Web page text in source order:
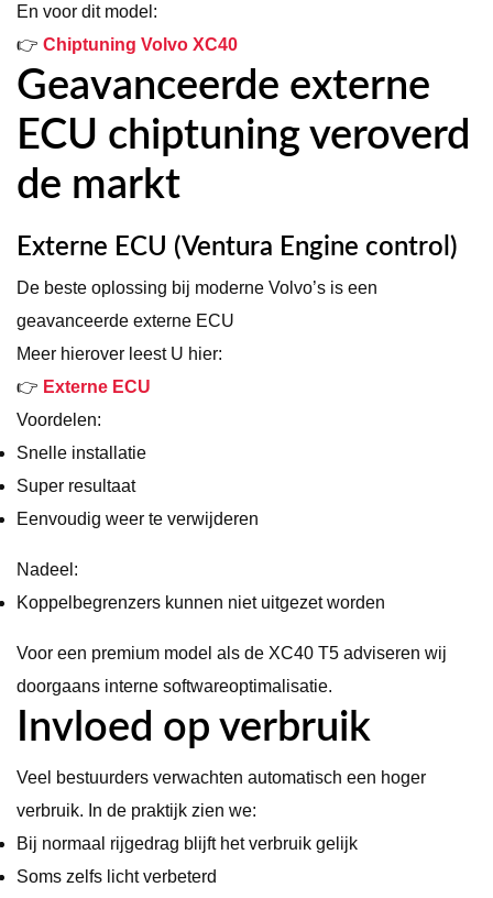
En voor dit model:
👉 Chiptuning Volvo XC40
Geavanceerde externe
ECU chiptuning veroverd
de markt
Externe ECU (Ventura Engine control)
De beste oplossing bij moderne Volvo’s is een
geavanceerde externe ECU
Meer hierover leest U hier:
👉 Externe ECU
Voordelen:
Snelle installatie
Super resultaat
Eenvoudig weer te verwijderen
Nadeel:
Koppelbegrenzers kunnen niet uitgezet worden
Voor een premium model als de XC40 T5 adviseren wij
doorgaans interne softwareoptimalisatie.
Invloed op verbruik
Veel bestuurders verwachten automatisch een hoger
verbruik. In de praktijk zien we:
Bij normaal rijgedrag blijft het verbruik gelijk
Soms zelfs licht verbeterd